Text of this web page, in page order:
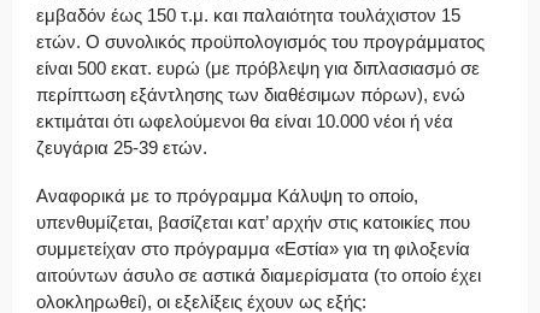
εμβαδόν έως 150 τ.μ. και παλαιότητα τουλάχιστον 15
ετών. Ο συνολικός προϋπολογισμός του προγράμματος
είναι 500 εκατ. ευρώ (με πρόβλεψη για διπλασιασμό σε
περίπτωση εξάντλησης των διαθέσιμων πόρων), ενώ
εκτιμάται ότι ωφελούμενοι θα είναι 10.000 νέοι ή νέα
ζευγάρια 25-39 ετών.
Αναφορικά με το πρόγραμμα Κάλυψη το οποίο,
υπενθυμίζεται, βασίζεται κατ’ αρχήν στις κατοικίες που
συμμετείχαν στο πρόγραμμα «Εστία» για τη φιλοξενία
αιτούντων άσυλο σε αστικά διαμερίσματα (το οποίο έχει
ολοκληρωθεί), οι εξελίξεις έχουν ως εξής: